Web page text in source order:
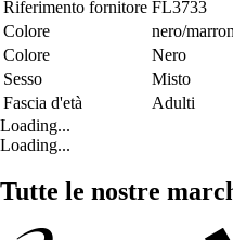
Riferimento fornitore FL3733
Colore
nero/
Colore
Nero
Sesso
Misto
Fascia d'età
Adulti
Loading...
Loading...
Tutte le nostre